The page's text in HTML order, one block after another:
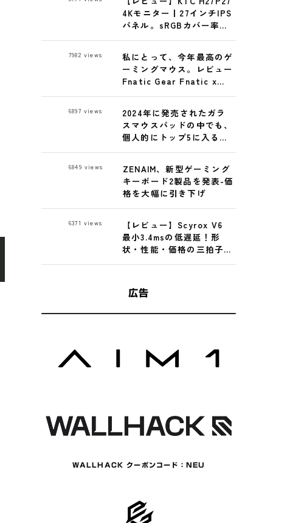
4Kモニター丨27インチIPS
パネル。sRGBカバー率実
私にとって、今年最高のゲ
ーミングマウス。レビュー
Fnatic Gear Fnatic x
7982 views
2024年に発売されたガラ
スマウスパッドの中でも、
個人的にトップ5に入る逸
Mousepad レビュー
6897 views
ZENAIM、新型ゲーミング
キーボード2製品を発表-価
格を大幅に引き下げ
6849 views
【レビュー】Scyrox V6
最小3.4msの低遅延！形
状・性能・価格の三拍子揃
6371 views
広告
WALLHACK クーポンコード：NEU